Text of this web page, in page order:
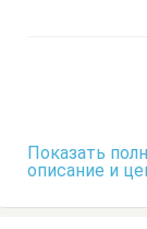
Показать
описание и